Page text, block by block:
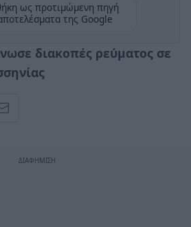
ως προτιμώμενη πηγή
της Google
διακοπές ρεύματος σε